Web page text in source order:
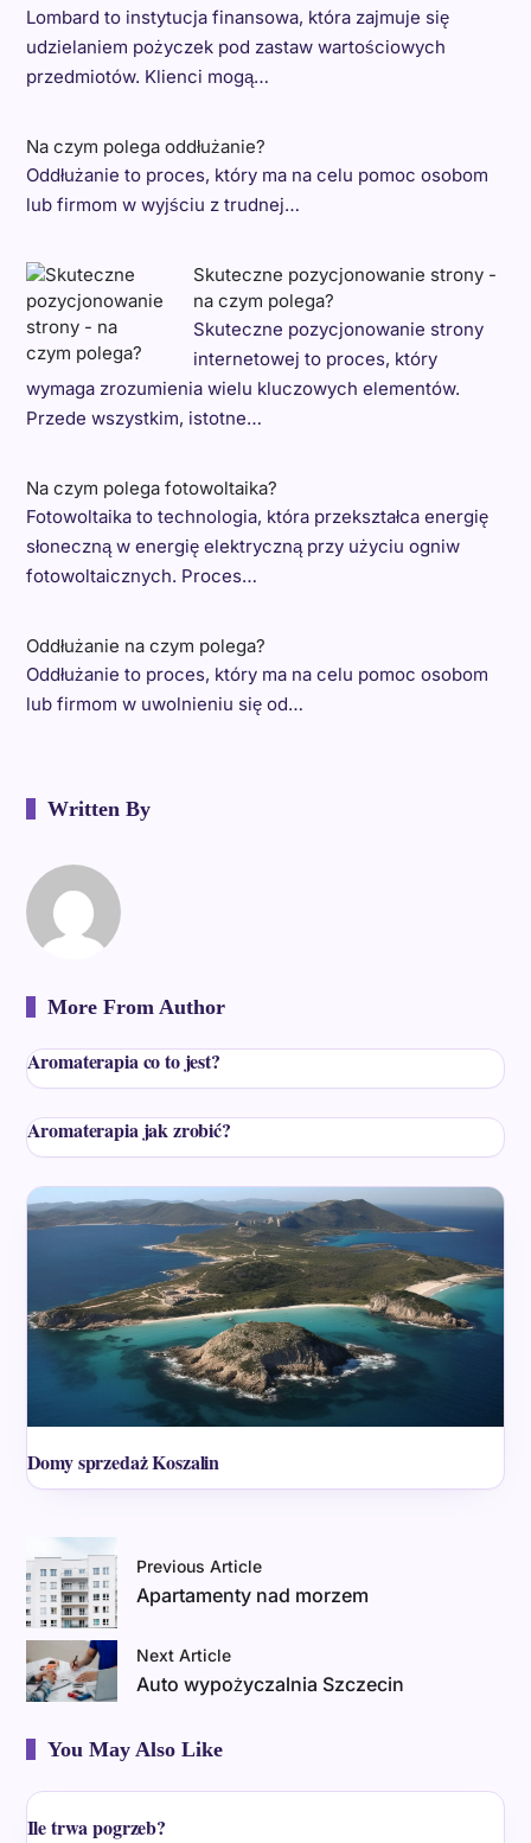
Lombard to instytucja finansowa, która zajmuje się
udzielaniem pożyczek pod zastaw wartościowych
przedmiotów. Klienci mogą…
Na czym polega oddłużanie?
Oddłużanie to proces, który ma na celu pomoc osobom
lub firmom w wyjściu z trudnej…
Skuteczne pozycjonowanie strony -
na czym polega?
Skuteczne pozycjonowanie strony
internetowej to proces, który
wymaga zrozumienia wielu kluczowych elementów.
Przede wszystkim, istotne…
Na czym polega fotowoltaika?
Fotowoltaika to technologia, która przekształca energię
słoneczną w energię elektryczną przy użyciu ogniw
fotowoltaicznych. Proces…
Oddłużanie na czym polega?
Oddłużanie to proces, który ma na celu pomoc osobom
lub firmom w uwolnieniu się od…
Written By
More From Author
Aromaterapia co to jest?
Aromaterapia jak zrobić?
Domy sprzedaż Koszalin
Previous Article
Apartamenty nad morzem
Next Article
Auto wypożyczalnia Szczecin
You May Also Like
Ile trwa pogrzeb?